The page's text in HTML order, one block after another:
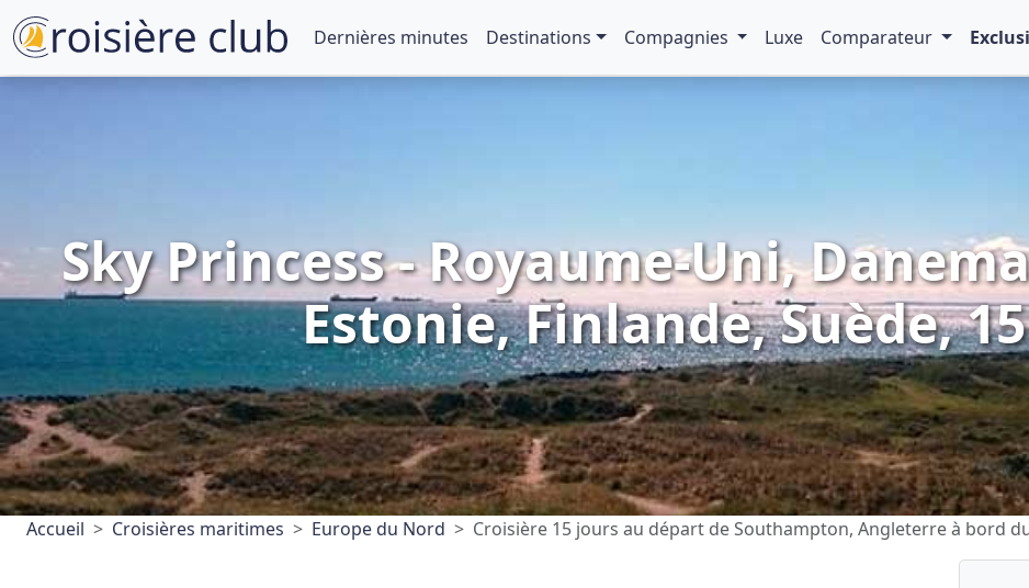
Dernières minutes Destinations Compagnies Luxe Comparateur
Sky Princess - Royaume-Uni,
Estonie, Finlande, Suède,
Accueil Croisières maritimes Europe du Nord Croisière 15 jours au départ de Southampton, Angleterre à bord